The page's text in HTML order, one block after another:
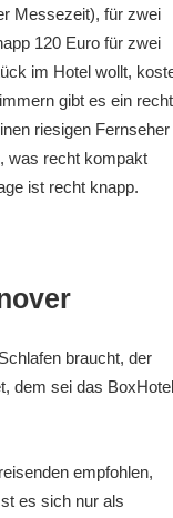
Messezeit), für zwei
120 Euro für zwei
im Hotel wollt,
gibt es ein recht
riesigen Fernseher
was recht kompakt
ist recht knapp.
braucht, der
dem sei das BoxHotel
empfohlen,
es sich nur als